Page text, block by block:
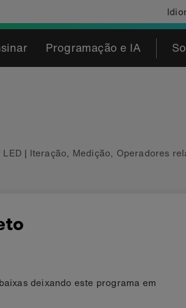
Programação e IA
| Iteração, Medição, Operadores
deixando este programa em